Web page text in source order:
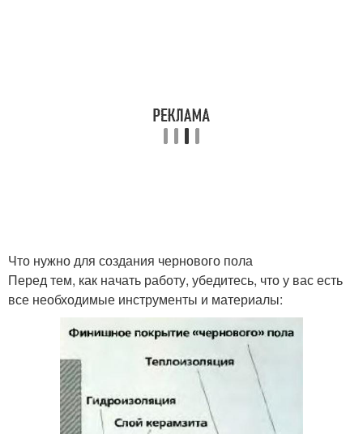
Что нужно для создания чернового пола
Перед тем, как начать работу, убедитесь, что у вас есть
все необходимые инструменты и материалы: